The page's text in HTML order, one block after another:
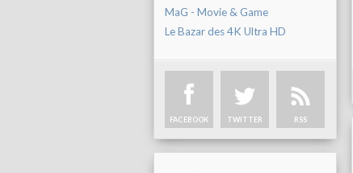
MaG - Movie & Game
Le Bazar des 4K Ultra HD
FACEBOOK TWITTER RSS